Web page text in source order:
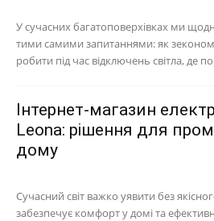
У сучасних багатоповерхівках ми
тими самими запитаннями: як
робити під час відключень світла, де
Інтернет-магазин
Leona: рішення для
дому
Сучасний світ важко уявити без
забезпечує комфорт у домі та